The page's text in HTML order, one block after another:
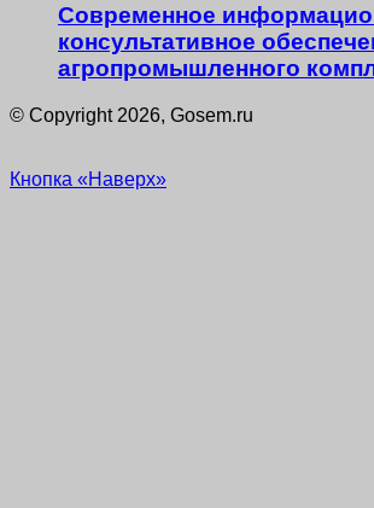
Современное
консультативное
агропромышленного
© Copyright 2026, Gosem.ru
Кнопка «Наверх»